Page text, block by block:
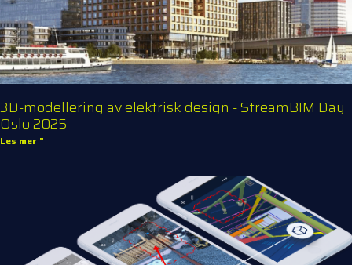
3D-modellering av elektrisk design - StreamBIM Day
Oslo 2025
Les mer "